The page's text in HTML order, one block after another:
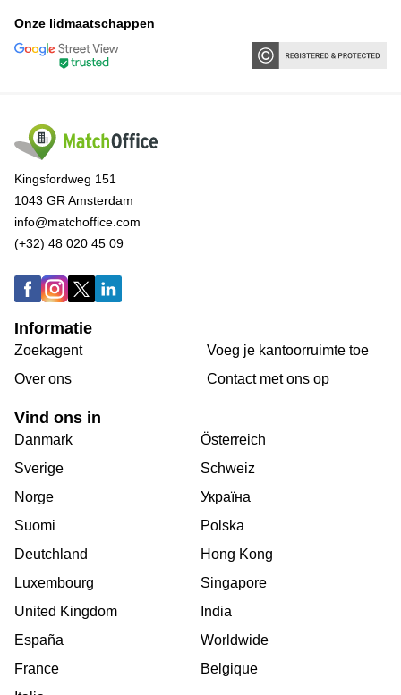
Onze lidmaatschappen
Kingsfordweg 151
1043 GR Amsterdam
info@matchoffice.com
(+32) 48 020 45 09
Informatie
Zoekagent
Over ons
Voeg je kantoorruimte toe
Сontact met ons op
Vind ons in
Danmark
Sverige
Norge
Suomi
Deutchland
Luxembourg
United Kingdom
España
France
Österreich
Schweiz
Україна
Polska
Hong Kong
Singapore
India
Worldwide
Belgique